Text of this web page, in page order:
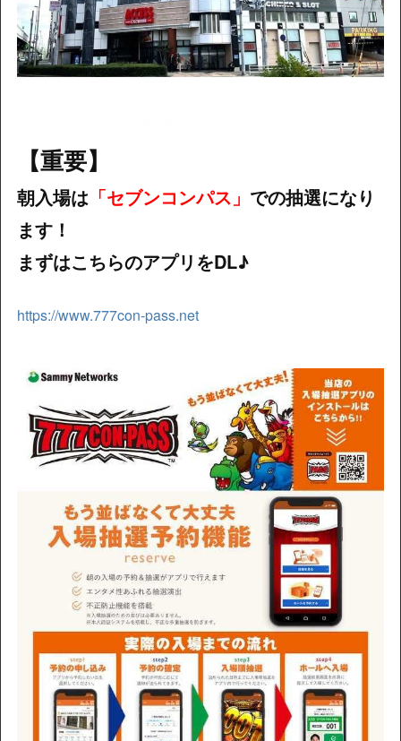
【重要】
朝入場は「セブンコンパス」 での抽選になり
ます！
まずはこちらのアプリをDL♪
https://www.777con-pass.net